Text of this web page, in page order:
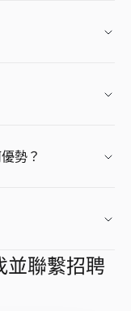
分析工具和 1,200+ 種
勢？
聯繫招聘